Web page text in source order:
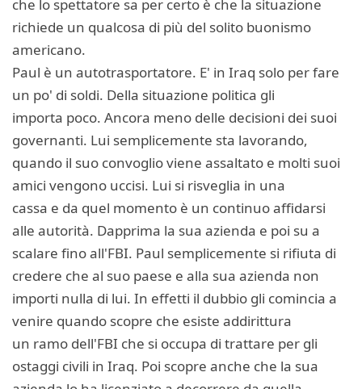
che lo spettatore sa per certo è che la situazione
richiede un qualcosa di più del solito buonismo
americano.
Paul è un autotrasportatore. E' in Iraq solo per fare
un po' di soldi. Della situazione politica gli
importa poco. Ancora meno delle decisioni dei suoi
governanti. Lui semplicemente sta lavorando,
quando il suo convoglio viene assaltato e molti suoi
amici vengono uccisi. Lui si risveglia in una
cassa e da quel momento è un continuo affidarsi
alle autorità. Dapprima la sua azienda e poi su a
scalare fino all'FBI. Paul semplicemente si rifiuta di
credere che al suo paese e alla sua azienda non
importi nulla di lui. In effetti il dubbio gli comincia a
venire quando scopre che esiste addirittura
un ramo dell'FBI che si occupa di trattare per gli
ostaggi civili in Iraq. Poi scopre anche che la sua